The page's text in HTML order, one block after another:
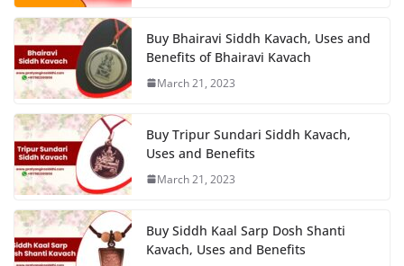
Buy Bhairavi Siddh Kavach, Uses and
Benefits of Bhairavi Kavach
March 21, 2023
Buy Tripur Sundari Siddh Kavach,
Uses and Benefits
March 21, 2023
Buy Siddh Kaal Sarp Dosh Shanti
Kavach, Uses and Benefits